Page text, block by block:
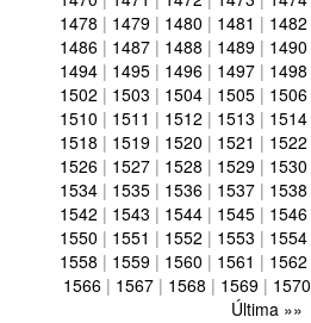
1478 | 1479 | 1480 | 1481 | 1482
1486 | 1487 | 1488 | 1489 | 1490
1494 | 1495 | 1496 | 1497 | 1498
1502 | 1503 | 1504 | 1505 | 1506
1510 | 1511 | 1512 | 1513 | 1514
1518 | 1519 | 1520 | 1521 | 1522
1526 | 1527 | 1528 | 1529 | 1530
1534 | 1535 | 1536 | 1537 | 1538
1542 | 1543 | 1544 | 1545 | 1546
1550 | 1551 | 1552 | 1553 | 1554
1558 | 1559 | 1560 | 1561 | 1562
1566| 1567| 1568 | 1569| 1570
Última »»